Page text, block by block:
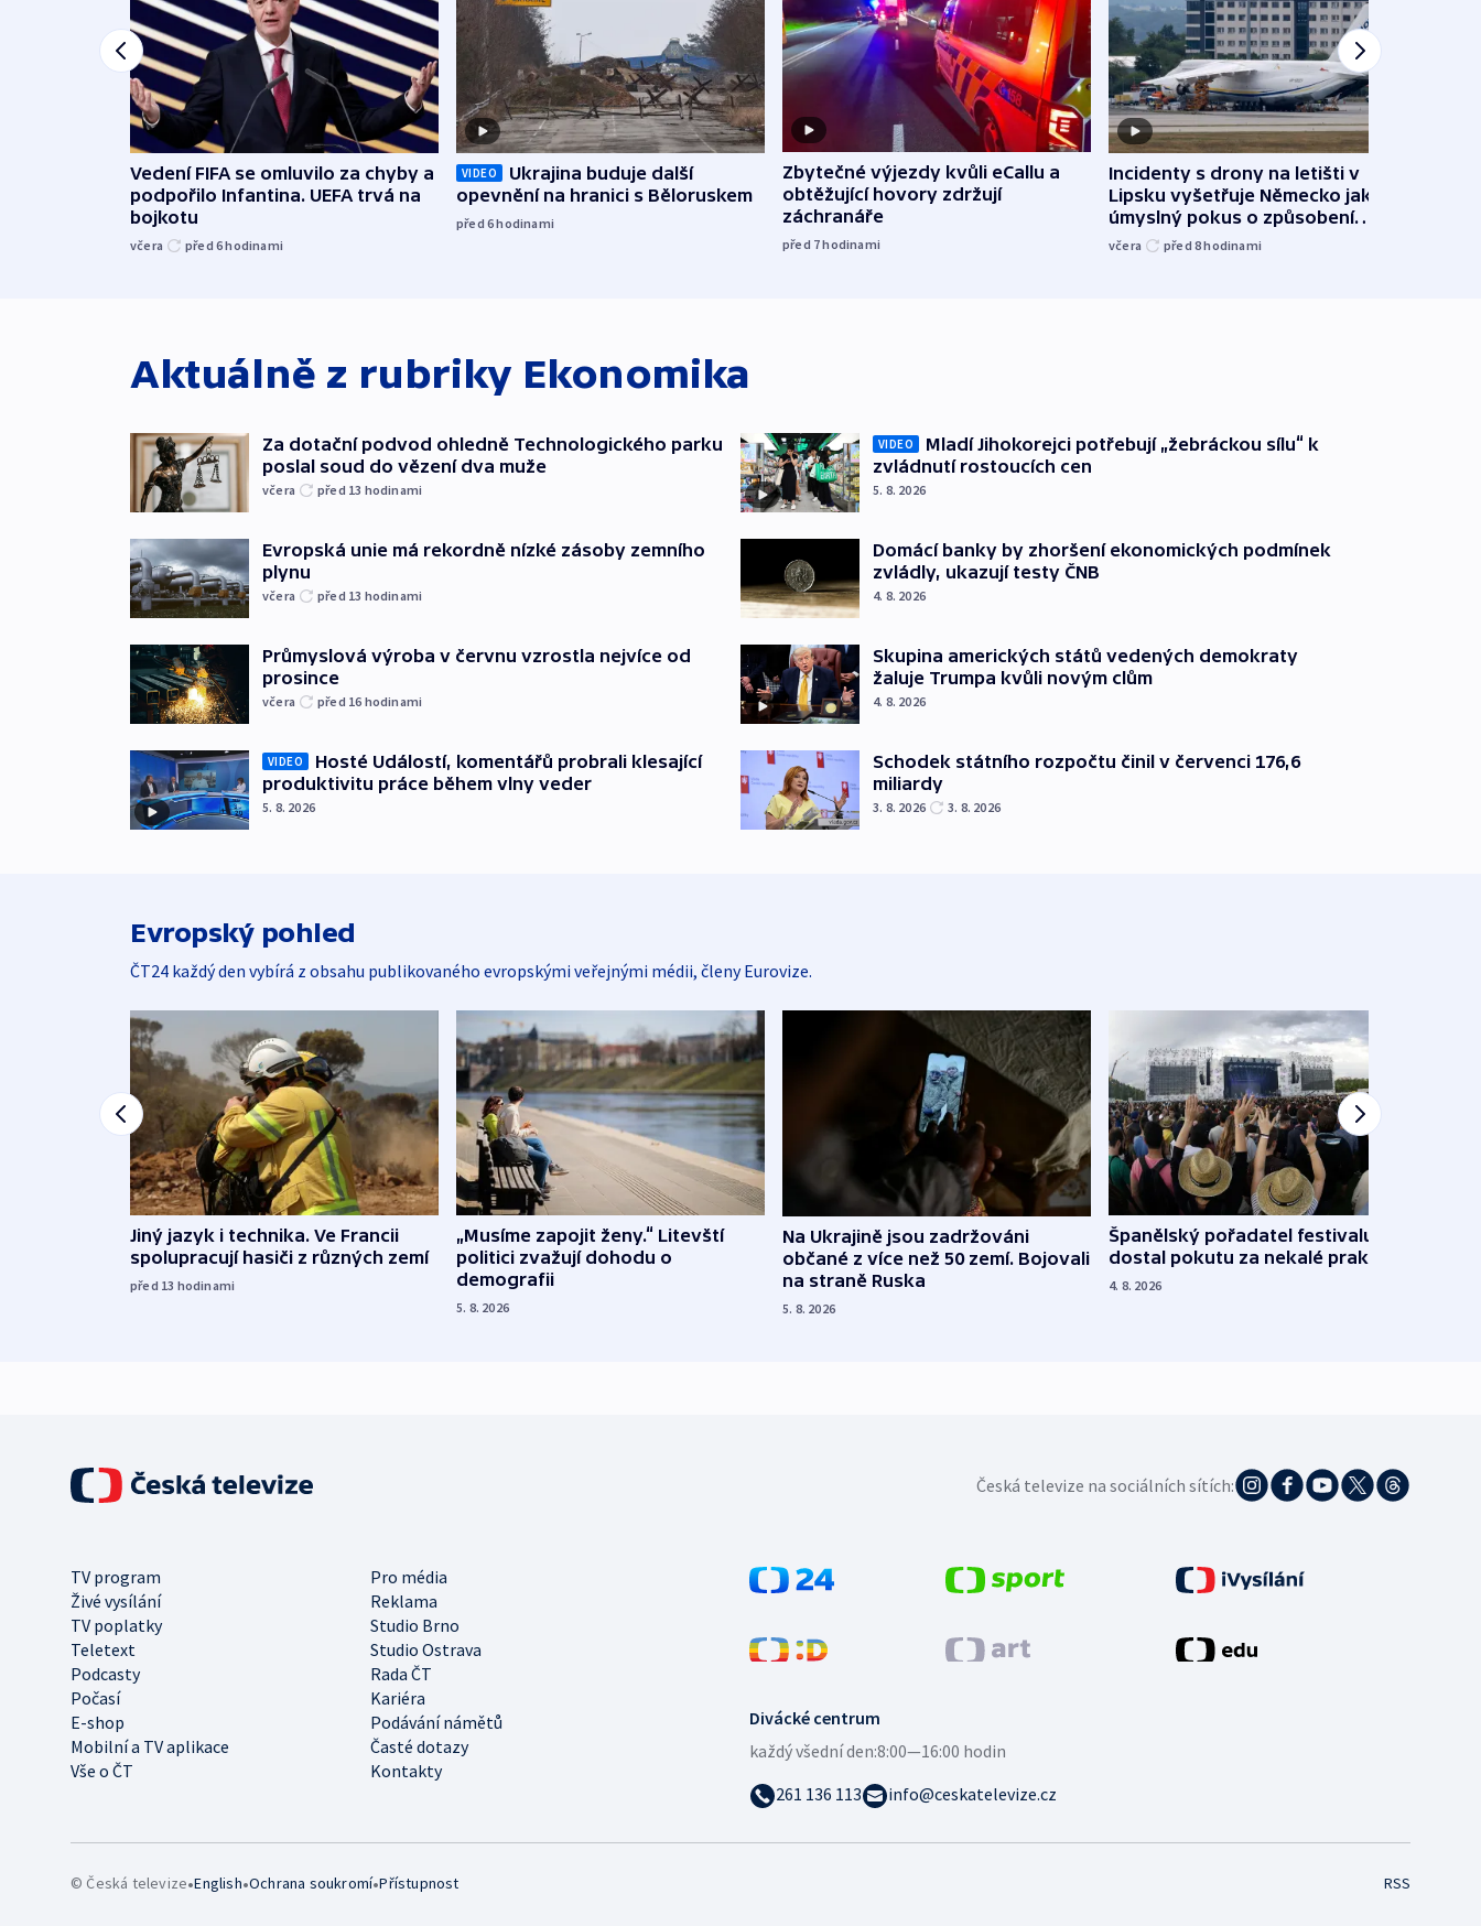
Vedení FIFA se omluvilo za chyby a
podpořilo Infantina. UEFA trvá na
bojkotu
včera před 6hodinami
VIDEO
Ukrajina buduje další
opevnění na hranici s Běloruskem
před 6hodinami
Zbytečné výjezdy kvůli eCallu a
obtěžující hovory zdržují
záchranáře
před 7hodinami
Incidenty s drony na letišti v
Lipsku vyšetřuje Německo jako
úmyslný pokus o způsobení
exploze
včera před 8hodinami
Aktuálně z rubriky Ekonomika
Za dotační podvod ohledně Technologického parku
poslal soud do vězení dva muže
včera před 13 hodinami
Evropská unie má rekordně nízké zásoby zemního
plynu
včera před 13 hodinami
Průmyslová výroba v červnu vzrostla nejvíce od
prosince
včera před 16 hodinami
VIDEO
Hosté Událostí, komentářů probrali klesající
produktivitu práce během vlny veder
5. 8. 2026
VIDEO
Mladí Jihokorejci potřebují „žebráckou sílu“ k
zvládnutí rostoucích cen
5. 8. 2026
Domácí banky by zhoršení ekonomických podmínek
zvládly, ukazují testy ČNB
4. 8. 2026
Skupina amerických států vedených demokraty
žaluje Trumpa kvůli novým clům
4. 8. 2026
Schodek státního rozpočtu činil v červenci 176,6
miliardy
3. 8. 2026 3. 8. 2026
Evropský pohled
ČT24 každý den vybírá z obsahu publikovaného evropskými veřejnými médii, členy Eurovize.
Jiný jazyk i technika. Ve Francii
spolupracují hasiči z různých zemí
před 13 hodinami
„Musíme zapojit ženy.“ Litevští
politici zvažují dohodu o
demografii
5. 8. 2026
Na Ukrajině jsou zadržováni
občané z více než 50 zemí. Bojovali
na straně Ruska
5. 8. 2026
Španělský pořadatel festivalu
dostal pokutu za nekalé praktiky
4. 8. 2026
Česká televize na sociálních sítích:
TV program
Pro média
Živé vysílání
Reklama
TV poplatky
Studio Brno
Teletext
Studio Ostrava
Podcasty
Rada ČT
Počasí
Kariéra
E-shop
Podávání námětů
Mobilní a TV aplikace
Časté dotazy
Vše o ČT
Kontakty
Divácké centrum
každý všední den:8:00—16:00 hodin
261 136 113
info@ceskatelevize.cz
© Česká televize•English•Ochrana soukromí•Přístupnost RSS